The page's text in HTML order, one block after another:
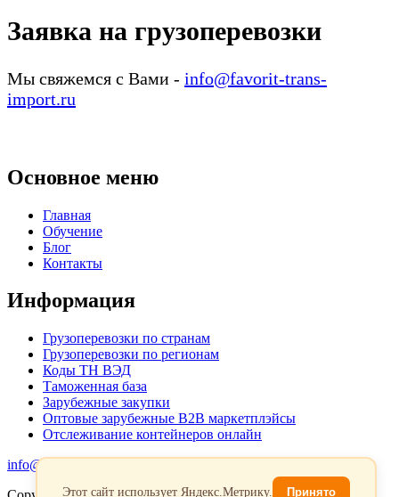
Заявка на грузоперевозки
Мы свяжемся с Вами - info@favorit-trans-
import.ru
Основное меню
Главная
Обучение
Блог
Контакты
Информация
Грузоперевозки по странам
Грузоперевозки по регионам
Коды ТН ВЭД
Таможенная база
Зарубежные закупки
Оптовые зарубежные B2B маркетплэйсы
Отслеживание контейнеров онлайн
info@favorit-trans-import.ru
Этот сайт использует Яндекс.Метрику. Принято